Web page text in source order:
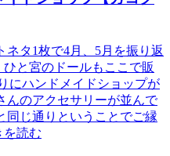
ネタ1枚で4月、5月を振り返
と宮のドールもここで販
にハンドメイドショップが
んのアクセサリーが並んで
じ通りということでご縁
を読む